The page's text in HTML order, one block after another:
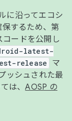
に沿ってエコシ
するため、第
コードを公開し
latest-
release
マ
ッシュされた最
は、AOSP の